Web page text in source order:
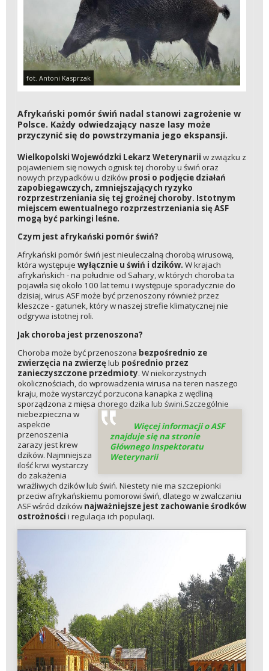
fot. Antoni Kasprzak
Afrykański pomór świń nadal stanowi zagrożenie w
Polsce. Każdy odwiedzający nasze lasy może
przyczynić się do powstrzymania jego ekspansji.
Wielkopolski Wojewódzki Lekarz Weterynarii w związku z
pojawieniem się nowych ognisk tej choroby u świń oraz
nowych przypadków u dzików prosi o podjęcie działań
zapobiegawczych, zmniejszających ryzyko
rozprzestrzeniania się tej groźnej choroby. Istotnym
miejscem ewentualnego rozprzestrzeniania się ASF
mogą być parkingi leśne.
Czym jest afrykański pomór świń?
Afrykański pomór świń jest nieuleczalną chorobą wirusową,
która występuje wyłącznie u świń i dzików. W krajach
afrykańskich - na południe od Sahary, w których choroba ta
pojawiła się około 100 lat temu i występuje sporadycznie do
dzisiaj, wirus ASF może być przenoszony również przez
kleszcze - gatunek, który w naszej strefie klimatycznej nie
odgrywa istotnej roli.
Jak choroba jest przenoszona?
Choroba może być przenoszona bezpośrednio ze
zwierzęcia na zwierzęlub pośrednio przez
zanieczyszczone przedmioty. W niekorzystnych
okolicznościach, do wprowadzenia wirusa na teren naszego
kraju, może wystarczyć porzucona kanapka z wędliną
sporządzona z mięsa chorego dzika lub świni.
Więcej informacji o ASF
znajduje się na stronie
Głównego Inspektoratu
Weterynarii
Szczególnie
niebezpieczna w
aspekcie
przenoszenia
zarazy jest krew
dzików. Najmniejsza
ilość krwi wystarczy
do zakażenia
wrażliwych dzików lub świń. Niestety nie ma szczepionki
przeciw afrykańskiemu pomorowi świń, dlatego w zwalczaniu
ASF wśród dzików najważniejsze jest zachowanie środków
ostrożności i regulacja ich populacji.